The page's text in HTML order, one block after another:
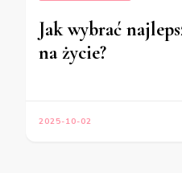
Jak wybrać
na życie?
2025-10-02